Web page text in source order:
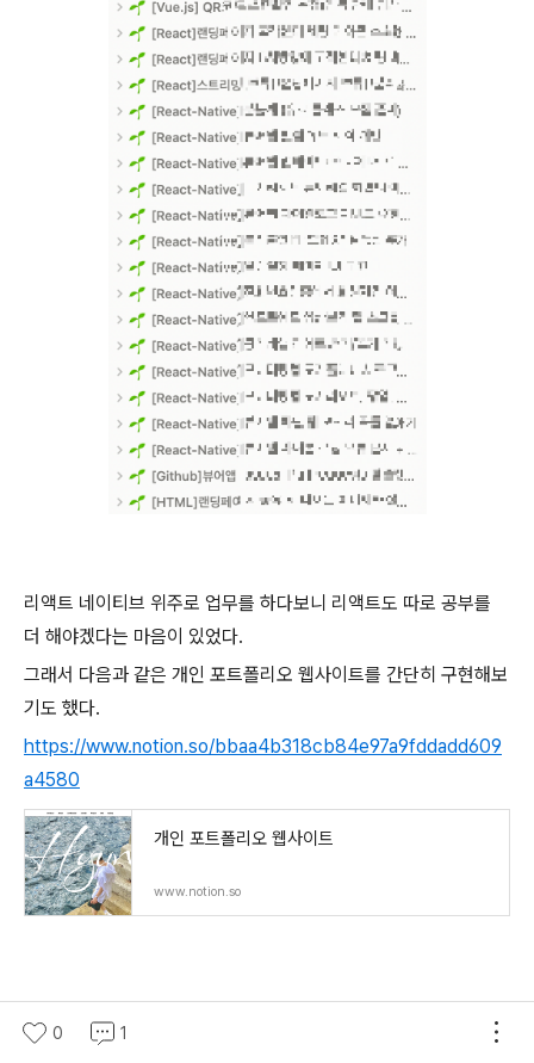
리액트 네이티브 위주로 업무를 하다보니 리액트도 따로 공부를
더 해야겠다는 마음이 있었다.
그래서 다음과 같은 개인 포트폴리오 웹사이트를 간단히 구현해보
기도 했다.
https://www.notion.so/bbaa4b318cb84e97a9fddadd609
a4580
개인 포트폴리오 웹사이트
www.notion.so
6. 느낀점
0 1